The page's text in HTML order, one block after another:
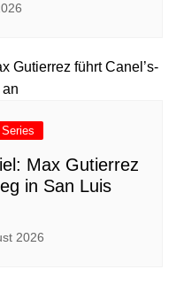
Max Gutierrez
in San Luis
2026